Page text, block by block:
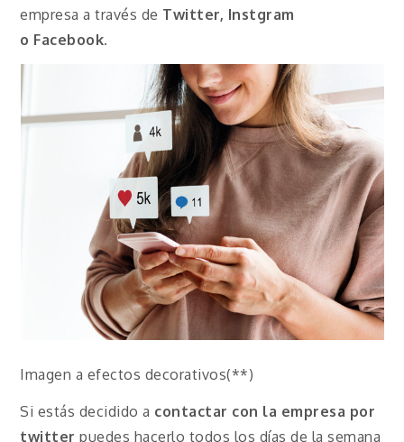
empresa a través de Twitter, Instgram
o Facebook.
Imagen a efectos decorativos(**)
Si estás decidido a contactar con la empresa por
twitter puedes hacerlo todos los días de la semana